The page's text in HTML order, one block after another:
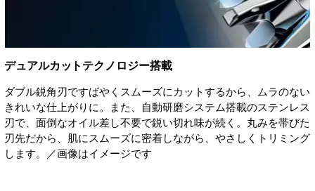
デュアルカットテクノロジー搭載
ダブル鋭角刃ですばやくスムーズにカットするから、ムラのない
きれいな仕上がりに。また、自動研磨システム搭載のステンレス
刃で、面倒なオイル差し不要で鋭い切れ味が続く。丸みを帯びた
刃先だから、肌にスムーズに密着しながら、やさしくトリミング
します。／画像はイメージです